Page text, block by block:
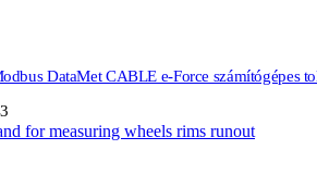
DataMet CABLE e-Force számítógépes